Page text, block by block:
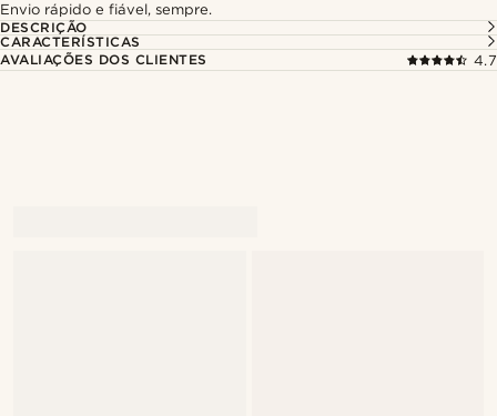
Envio rápido e fiável, sempre.
DESCRIÇÃO
CARACTERÍSTICAS
AVALIAÇÕES DOS CLIENTES
4.7